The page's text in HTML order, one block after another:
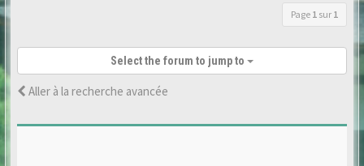
Page 1 sur 1
Select the forum to jump to
Aller à la recherche avancée